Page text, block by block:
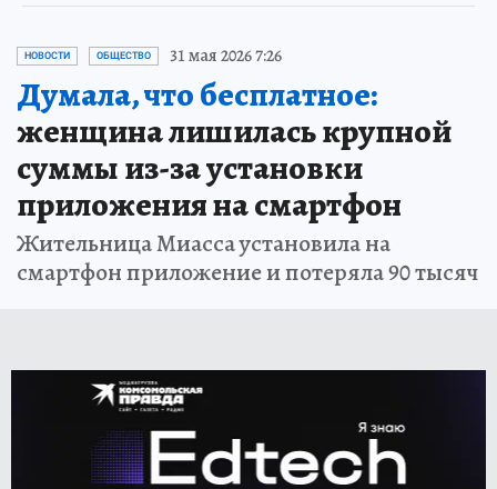
НОВОСТИ ОБЩЕСТВО 31 мая 2026 7:26
Думала, что бесплатное:
женщина лишилась крупной
суммы из-за установки
приложения на смартфон
Жительница Миасса установила на
смартфон приложение и потеряла 90 тысяч